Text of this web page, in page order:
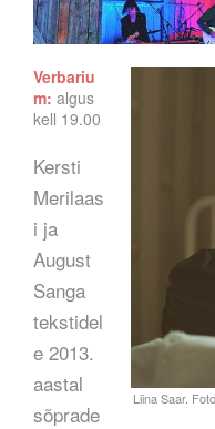
Verbariu
m: algus
kell 19.00
Kersti
Merilaas
i ja
August
Sanga
tekstidel
e 2013.
aastal
sõprade